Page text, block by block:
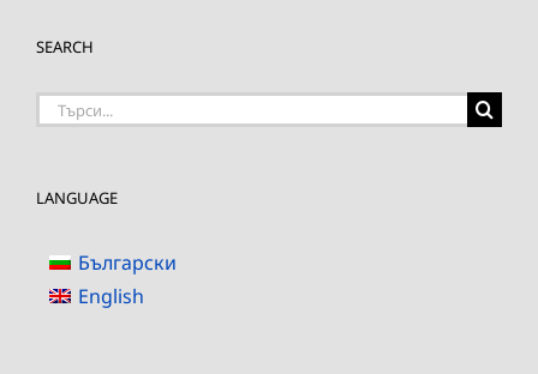
SEARCH
Търсене
LANGUAGE
Български
English